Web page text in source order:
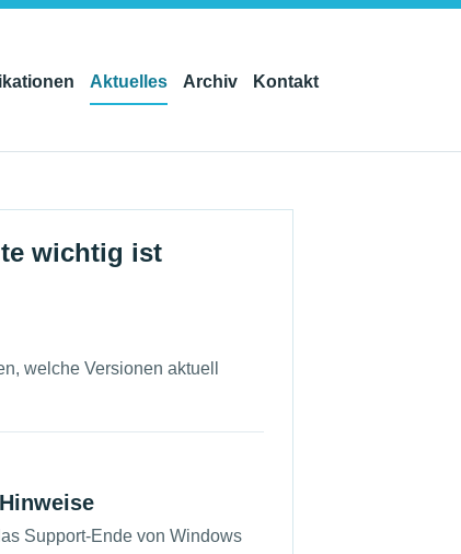
Aktuelles Archiv Kontakt
wichtig ist
welche Versionen aktuell
Support-Ende von Windows